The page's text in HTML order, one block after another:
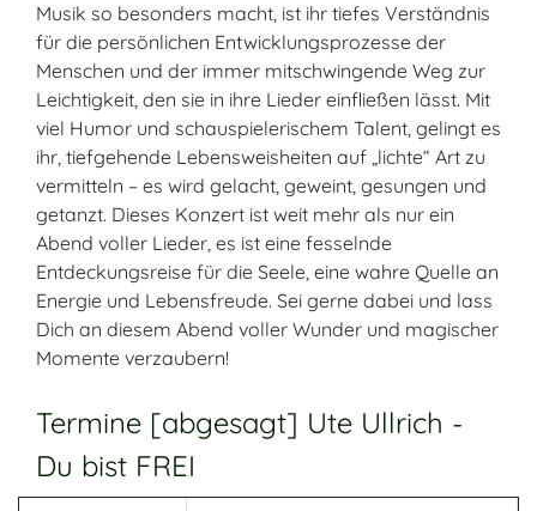
Musik so besonders macht, ist ihr tiefes Verständnis
für die persönlichen Entwicklungsprozesse der
Menschen und der immer mitschwingende Weg zur
Leichtigkeit, den sie in ihre Lieder einfließen lässt. Mit
viel Humor und schauspielerischem Talent, gelingt es
ihr, tiefgehende Lebensweisheiten auf „lichte“ Art zu
vermitteln – es wird gelacht, geweint, gesungen und
getanzt. Dieses Konzert ist weit mehr als nur ein
Abend voller Lieder, es ist eine fesselnde
Entdeckungsreise für die Seele, eine wahre Quelle an
Energie und Lebensfreude. Sei gerne dabei und lass
Dich an diesem Abend voller Wunder und magischer
Momente verzaubern!
Termine [abgesagt] Ute Ullrich -
Du bist FREI